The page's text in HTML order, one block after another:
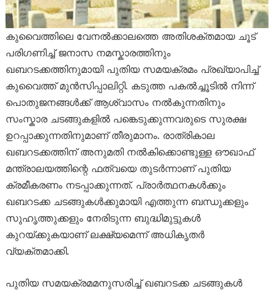
കുവൈത്തിലെ വേനൽക്കാലത്തെ അതിശക്തമായ ചൂട്
പരിഗണിച്ച് ജനാസ നമസ്കാരത്തിനും
ഖബറടക്കത്തിനുമായി പുതിയ സമയക്രമം പ്രഖ്യാപിച്ച്
കുവൈത്ത് മുൻസിപ്പാലിറ്റി. കടുത്ത പകൽച്ചൂടിൽ നിന്ന്
പൊതുജനങ്ങൾക്ക് ആശ്വാസം നൽകുന്നതിനും
സംസ്കാര ചടങ്ങുകളിൽ പങ്കെടുക്കുന്നവരുടെ സുരക്ഷ
ഉറപ്പാക്കുന്നതിനുമാണ് തീരുമാനം. രാത്രികാല
ഖബറടക്കത്തിന് അനുമതി നൽകിക്കൊണ്ടുള്ള ഔഖാഫ്
മന്ത്രാലയത്തിന്റെ ഫത്‌വയെ തുടർന്നാണ് പുതിയ
ക്രമീകരണം നടപ്പാക്കുന്നത്. പ്രാർത്ഥനകൾക്കും
ഖബറടക്ക ചടങ്ങുകൾക്കുമായി എത്തുന്ന ബന്ധുക്കളും
സുഹൃത്തുക്കളും നേരിടുന്ന ബുദ്ധിമുട്ടുകൾ
കുറയ്ക്കുകയാണ് ലക്ഷ്യമെന്ന് അധികൃതർ
വ്യക്തമാക്കി.
പുതിയ സമയക്രമമനുസരിച്ച് ഖബറടക്ക ചടങ്ങുകൾ